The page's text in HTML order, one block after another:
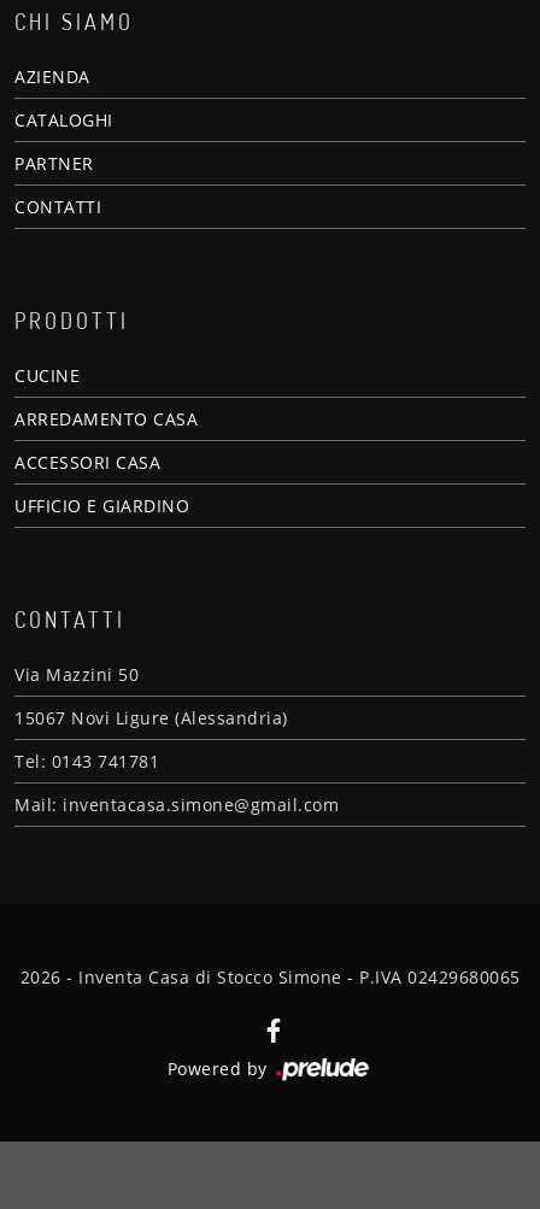
CHI SIAMO
AZIENDA
CATALOGHI
PARTNER
CONTATTI
PRODOTTI
CUCINE
ARREDAMENTO CASA
ACCESSORI CASA
UFFICIO E GIARDINO
CONTATTI
Via Mazzini 50
15067 Novi Ligure (Alessandria)
Tel: 0143 741781
Mail: inventacasa.simone@gmail.com
2026 - Inventa Casa di Stocco Simone - P.IVA 02429680065
Powered by